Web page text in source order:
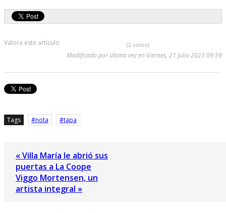
Valora este artículo (2 votos)
Modificado por última vez en Viernes, 21 Julio 2023 09:59
Tags nota tapa
« Villa María le abrió sus
puertas a La Coope
Viggo Mortensen, un
artista integral »